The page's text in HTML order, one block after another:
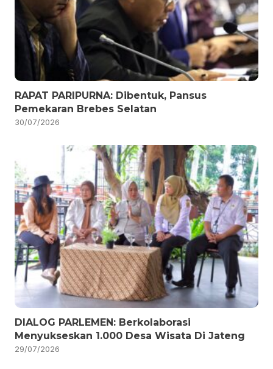
RAPAT PARIPURNA: Dibentuk, Pansus
Pemekaran Brebes Selatan
30/07/2026
DIALOG PARLEMEN: Berkolaborasi
Menyukseskan 1.000 Desa Wisata Di Jateng
29/07/2026